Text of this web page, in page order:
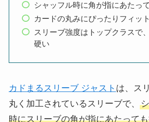
シャッフル時に角が指にあたっ
カードの丸みにぴったりフィッ
スリーブ強度はトップクラスで
硬い
カドまるスリーブ ジャスト は、ス
丸く加工されているスリーブで、
時にスリーブの角が指にあたって